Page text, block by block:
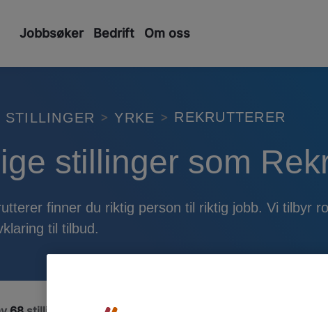
Jobbsøker Bedrift Om oss
STILLINGER YRKE REKRUTTERER
stillinger som
finner du riktig person til riktig jobb. Vi tilbyr
til tilbud.